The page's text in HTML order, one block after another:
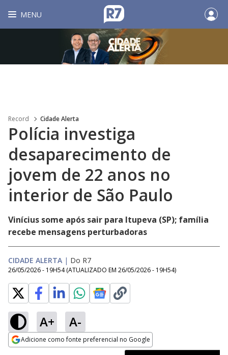
MENU
Record Cidade Alerta
Polícia investiga
desaparecimento de
jovem de 22 anos no
interior de São Paulo
Vinícius some após sair para Itupeva (SP); família
recebe mensagens perturbadoras
CIDADE ALERTA | Do R7
26/05/2026 - 19H54 (ATUALIZADO EM 26/05/2026 - 19H54)
A+ A-
Adicione como fonte preferencial no Google
Ativar
Loaded
21.71%